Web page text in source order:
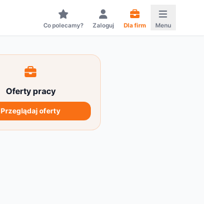
Co polecamy? Zaloguj Dla firm Menu
Oferty pracy
Przeglądaj oferty